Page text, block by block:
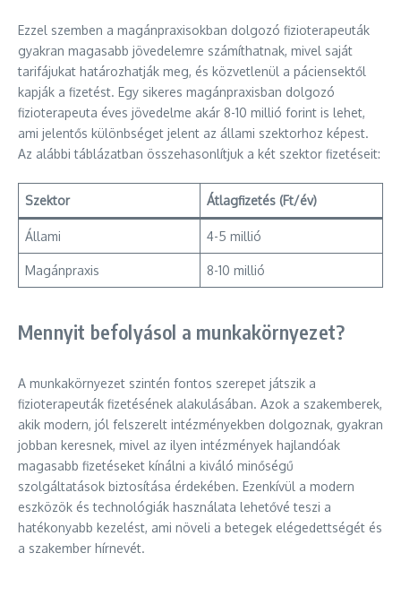
Ezzel szemben a magánpraxisokban dolgozó fizioterapeuták
gyakran magasabb jövedelemre számíthatnak, mivel saját
tarifájukat határozhatják meg, és közvetlenül a páciensektől
kapják a fizetést. Egy sikeres magánpraxisban dolgozó
fizioterapeuta éves jövedelme akár 8-10 millió forint is lehet,
ami jelentős különbséget jelent az állami szektorhoz képest.
Az alábbi táblázatban összehasonlítjuk a két szektor fizetéseit:
Szektor Átlagfizetés (Ft/év)
Állami 4-5 millió
Magánpraxis 8-10 millió
Mennyit befolyásol a munkakörnyezet?
A munkakörnyezet szintén fontos szerepet játszik a
fizioterapeuták fizetésének alakulásában. Azok a szakemberek,
akik modern, jól felszerelt intézményekben dolgoznak, gyakran
jobban keresnek, mivel az ilyen intézmények hajlandóak
magasabb fizetéseket kínálni a kiváló minőségű
szolgáltatások biztosítása érdekében. Ezenkívül a modern
eszközök és technológiák használata lehetővé teszi a
hatékonyabb kezelést, ami növeli a betegek elégedettségét és
a szakember hírnevét.